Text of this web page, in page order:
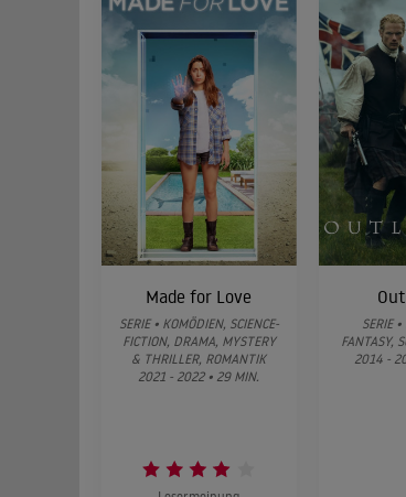
Made for Love
SERIE • KOMÖDIEN, SCIENCE-
FICTION, DRAMA, MYSTERY
& THRILLER, ROMANTIK
2021 - 2022 • 29 MIN.
SERIE
FANTASY,
2014 -